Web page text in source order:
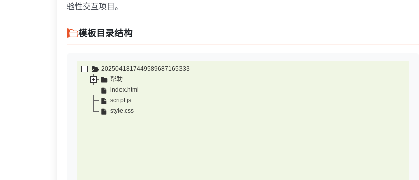
验性交互项目。
模板目录结构
2025041817449589687165333
帮助
index.html
script.js
style.css